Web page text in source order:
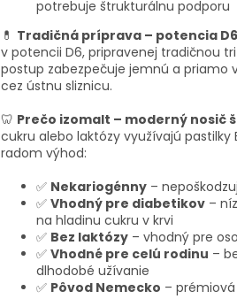
potrebuje štrukturálnu podporu
💊 Tradičná príprava – potencia D6
v potencii D6, pripravenej tradičnou
postup zabezpečuje jemnú a
cez ústnu sliznicu.
🦷 Prečo izomalt – moderný nosič
cukru alebo laktózy využívajú
radom výhod:
✅ Nekariogénny –
✅ Vhodný pre diabetikov –
na hladinu cukru v krvi
✅ Bez laktózy – vhodný pre
✅ Vhodné pre celú rodinu –
dlhodobé užívanie
✅ Pôvod Nemecko –